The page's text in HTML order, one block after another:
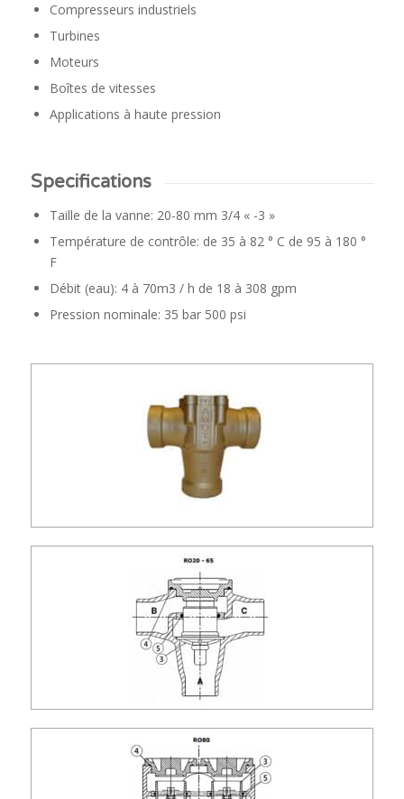
Compresseurs industriels
Turbines
Moteurs
Boîtes de vitesses
Applications à haute pression
Specifications
Taille de la vanne: 20-80 mm 3/4 « -3 »
Température de contrôle: de 35 à 82 ° C de 95 à 180 °
F
Débit (eau): 4 à 70m3 / h de 18 à 308 gpm
Pression nominale: 35 bar 500 psi